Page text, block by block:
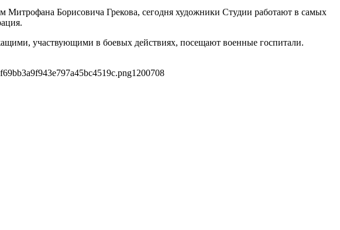
Митрофана Борисовича Грекова, сегодня художники Студии работают в самых
участвующими в боевых действиях, посещают военныe госпитали.
1200708